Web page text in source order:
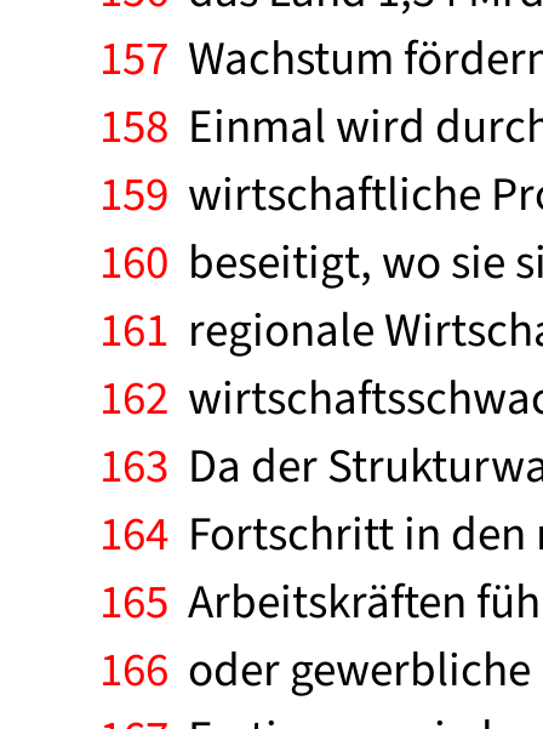
157 Wachstum
158 Einmal wird
159 wirtschaftliche
160 beseitigt, wo sie
161 regionale
162
163 Da der
164 Fortschritt in den
165 Arbeitskräften
166 oder